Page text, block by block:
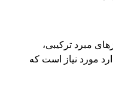
مبرد ترکیبی،
مورد نیاز است که